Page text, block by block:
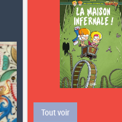
Tout voir